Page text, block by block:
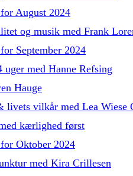
August 2024
og musik med Frank
September 2024
med Hanne Refsing
Hauge
livets vilkår med Lea Wiese
kærlighed først
Oktober 2024
med Kira Crillesen